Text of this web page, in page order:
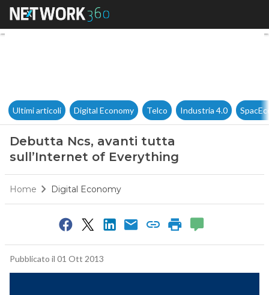
Debutta Ncs, avanti tutta
Ultimi articoli Digital Economy Telco Industria 4.0
Debutta Ncs, avanti tutta
sull’Internet of Everything
Home Digital Economy
Pubblicato il 01 Ott 2013